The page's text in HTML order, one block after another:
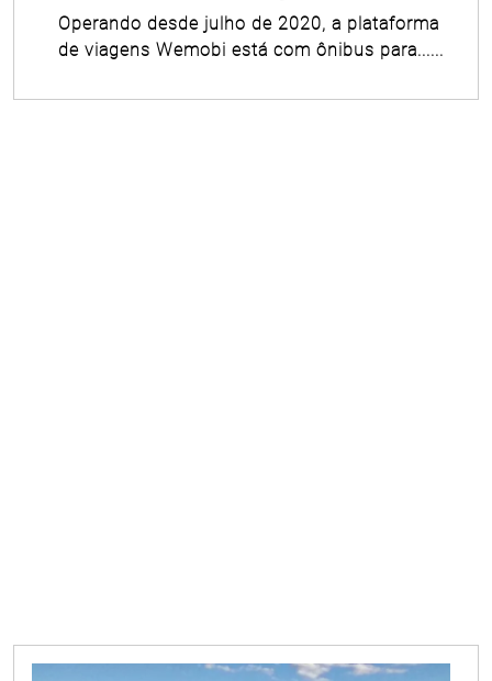
Operando desde julho de 2020, a plataforma
de viagens Wemobi está com ônibus para......